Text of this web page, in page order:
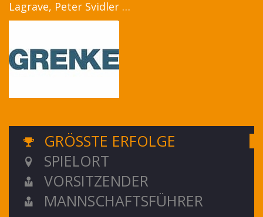
Lagrave, Peter Svidler …
GRÖSSTE ERFOLGE
SPIELORT
VORSITZENDER
MANNSCHAFTSFÜHRER